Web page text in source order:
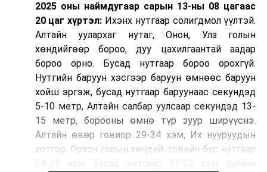
2025 оны наймдугаар сарын 13-ны 08 цагаас
20 цаг хүртэл: Ихэнх нутгаар солигдмол үүлтэй.
Алтайн уулархаг нутаг, Онон, Улз голын
хөндийгөөр бороо, дуу цахилгаантай аадар
бороо орно. Бусад нутгаар бороо орохгүй.
Нутгийн баруун хэсгээр баруун өмнөөс баруун
хойш эргэж, бусад нутгаар баруунаас секундэд
5-10 метр, Алтайн салбар уулсаар секундэд 13-
15 метр, борооны өмнө түр зуур ширүүснэ.
Алтайн өвөр говиор 29-34 хэм, Их нууруудын
хотгор, Орхон голын хөндий, говийн бүс нутгаар